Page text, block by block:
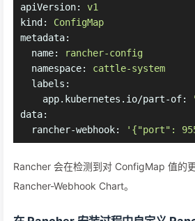
apiVersion:
v1
kind:
ConfigMap
metadata:
name:
rancher-config
namespace:
cattle-system
labels:
app.kubernetes.io/part-of:
data:
rancher-webhook:
'{"port":
Rancher 会在检测到对 ConfigMap 值的
Rancher-Webhook Chart。